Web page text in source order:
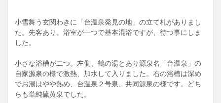
小雪舞う玄関わきに「台温泉発見の地」の立て札がありまし
た。先客あり。浴室が一つで基本混浴ですが、待つ事にしま
した。
小さな浴槽が二つ。左側、鶴の湯とあり源泉名「台温泉」の
自家源泉の様で激熱、加水して入りました。右の浴槽は深め
でお湯はやや熱め、台温泉２号泉、共同源泉の様です。どち
らも単純硫黄泉でした。